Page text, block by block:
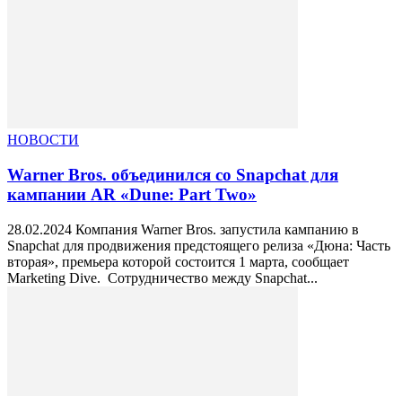
НОВОСТИ
Warner Bros. объединился со Snapchat для
кампании AR «Dune: Part Two»
28.02.2024 Компания Warner Bros. запустила кампанию в
Snapchat для продвижения предстоящего релиза «Дюна: Часть
вторая», премьера которой состоится 1 марта, сообщает
Marketing Dive. Сотрудничество между Snapchat...